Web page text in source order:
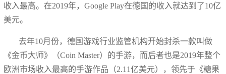
收入最高。在2019年，Google Play在德国的收入就达到了10亿
美元。
去年10月份，德国游戏行业监管机构开始封杀一款叫做
《金币大师》（Coin Master）的手游，而后者也是2019年整个
欧洲市场收入最高的手游作品（2.11亿美元），领先于《糖果